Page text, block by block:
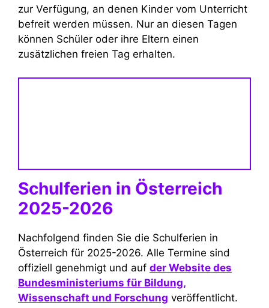
zur Verfügung, an denen Kinder vom Unterricht
befreit werden müssen. Nur an diesen Tagen
können Schüler oder ihre Eltern einen
zusätzlichen freien Tag erhalten.
Schulferien in Österreich
2025-2026
Nachfolgend finden Sie die Schulferien in
Österreich für 2025-2026. Alle Termine sind
offiziell genehmigt und auf der Website des
Bundesministeriums für Bildung,
Wissenschaft und Forschung veröffentlicht.